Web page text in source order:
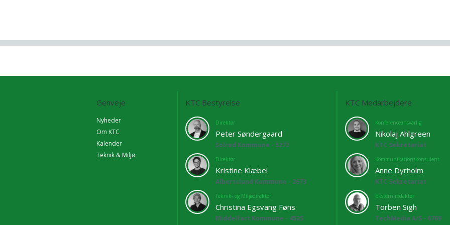
Genveje
Nyheder
Om KTC
Kalender
Teknik & Miljø
KTC Bestyrelse
Direktør
Peter Søndergaard
Solrød Kommune - 5272
Direktør
Kristine Klæbel
Albertslund Kommune - 2673
Teknik- og Miljødirektør
Christina Egsvang Føns
Middelfart Kommune - 4525
KTC Medarbejdere
Konferenceansvarlig
Nikolaj Ahlgreen
KTC Sekretariat
Kommunikationskonsulent
Anne Dyrholm
KTC Sekretariat
Ekstern redaktør
Torben Sigh
TechMedia A/S - 6769